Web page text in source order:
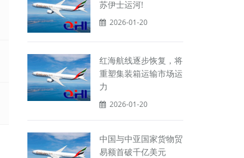
苏伊士运河!
2026-01-20
红海航线逐步恢复，将
重塑集装箱运输市场运
力
2026-01-20
中国与中亚国家货物贸
易额首破千亿美元